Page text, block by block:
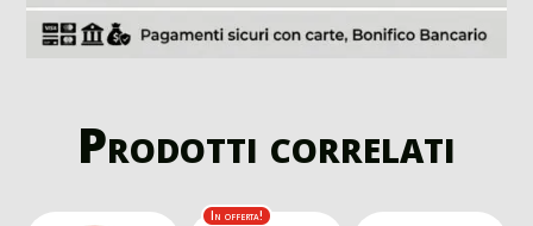
Prodotti correlati
In offerta!